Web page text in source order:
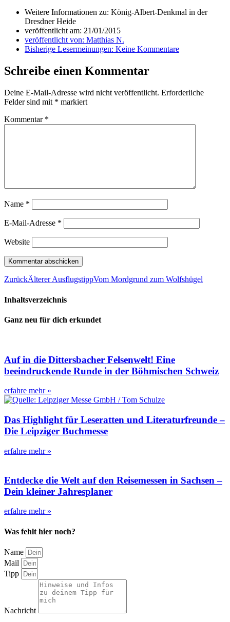
Weitere Informationen zu: König-Albert-Denkmal in der
Dresdner Heide
veröffentlicht am: 21/01/2015
veröffentlicht von: Matthias N.
Bisherige Lesermeinungen: Keine Kommentare
Schreibe einen Kommentar
Deine E-Mail-Adresse wird nicht veröffentlicht. Erforderliche
Felder sind mit * markiert
Kommentar *
Name *
E-Mail-Adresse *
Website
ZurückÄlterer AusflugstippVom Mordgrund zum Wolfshügel
Inhaltsverzeichnis
Ganz neu für dich erkundet
Auf in die Dittersbacher Felsenwelt! Eine
beeindruckende Runde in der Böhmischen Schweiz
erfahre mehr »
Das Highlight für Leseratten und Literaturfreunde –
Die Leipziger Buchmesse
erfahre mehr »
Entdecke die Welt auf den Reisemessen in Sachsen –
Dein kleiner Jahresplaner
erfahre mehr »
Was fehlt hier noch?
Name
Mail
Tipp
Nachricht